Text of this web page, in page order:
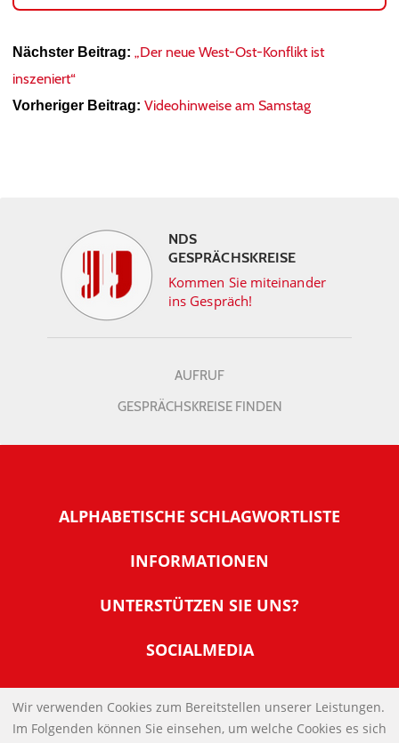
Nächster Beitrag: „Der neue West-Ost-Konflikt ist
inszeniert“
Vorheriger Beitrag: Videohinweise am Samstag
NDS
GESPRÄCHSKREISE
Kommen Sie miteinander
ins Gespräch!
AUFRUF
GESPRÄCHSKREISE FINDEN
ALPHABETISCHE SCHLAGWORTLISTE
INFORMATIONEN
Warum NachDenkSeiten
Tipps zur Nutzung der NachDenkSeiten
Banner und E-Mail-Signaturen
Links
UNTERSTÜTZEN SIE UNS?
Werden Sie Fördermitglied
Spenden Sie Online
SOCIALMEDIA
IMPRESSUM
DATENSCHUTZERKLÄRUNG
Wir verwenden Cookies zum Bereitstellen unserer Leistungen.
Im Folgenden können Sie einsehen, um welche Cookies es sich